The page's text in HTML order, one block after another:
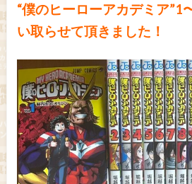
“僕のヒーローアカデミア”1
い取らせて頂きました！